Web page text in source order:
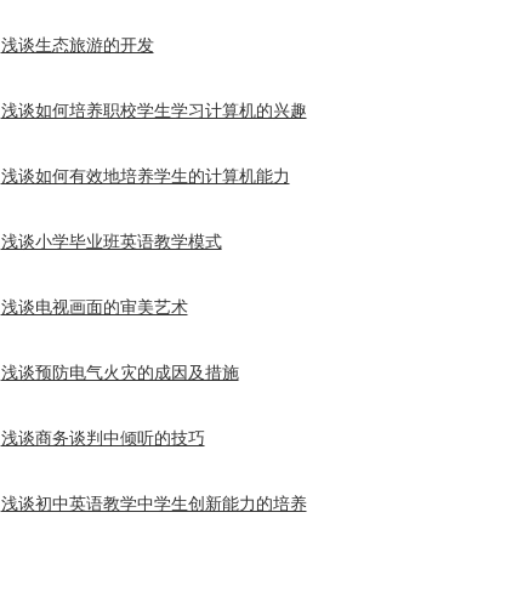
浅谈生态旅游的开发
浅谈如何培养职校学生学习计算机的兴趣
浅谈如何有效地培养学生的计算机能力
浅谈小学毕业班英语教学模式
浅谈电视画面的审美艺术
浅谈预防电气火灾的成因及措施
浅谈商务谈判中倾听的技巧
浅谈初中英语教学中学生创新能力的培养